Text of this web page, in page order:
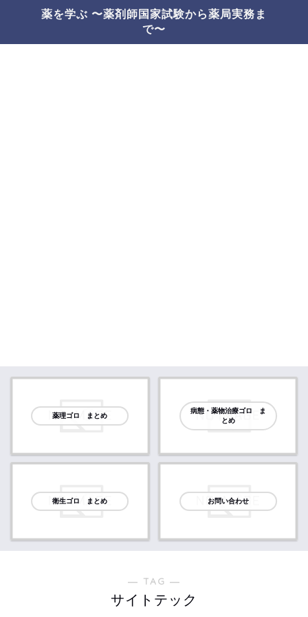
薬を学ぶ 〜薬剤師国家試験から薬局実務ま
で〜
薬理ゴロ まとめ
病態・薬物治療ゴロ ま
とめ
衛生ゴロ まとめ お問い合わせ
― TAG ―
サイトテック